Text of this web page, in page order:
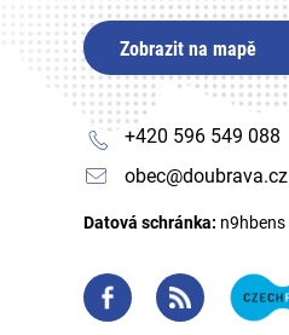
Zobrazit na mapě
+420 596 549 088
obec@doubrava.cz
Datová schránka: n9hbens